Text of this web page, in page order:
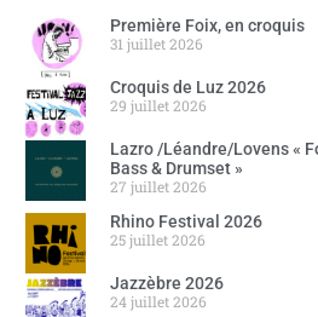
Première Foix, en croquis
31 juillet 2026
Croquis de Luz 2026
29 juillet 2026
Lazro /Léandre/Lovens «
Bass & Drumset »
27 juillet 2026
Rhino Festival 2026
25 juillet 2026
Jazzèbre 2026
24 juillet 2026